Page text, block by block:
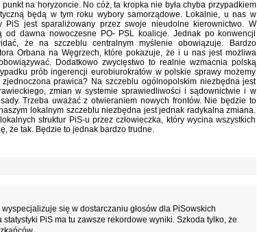
na horyzoncie. No cóż, ta kropka nie była chyba przypadkiem
będą w tym roku wybory samorządowe. Lokalnie, u nas w
PiS jest sparaliżowany przez swoje nieudolne kierownictwo. W
od dawna nowoczesne PO- PSL koalicje. Jednak po konwencji
że na szczeblu centralnym myślenie obowiązuje. Bardzo
Orbana na Węgrzech, które pokazuje, że i u nas jest możliwa
Dodatkowo zwycięstwo to realnie wzmacnia polską
prób ingerencji eurobiurokratów w polskie sprawy możemy
prawica? Na szczeblu ogólnopolskim niezbędna jest
zmian w systemie sprawiedliwości i sądownictwie i w
Trzeba uważać z otwieraniem nowych frontów. Nie będzie to
lokalnym szczeblu niezbędna jest jednak radykalna zmiana.
struktur PiS-u przez człowieczka, który wycina wszystkich
że tak. Będzie to jednak bardzo trudne.
się w dostarczaniu głosów dla PiSowskich
PiS ma tu zawsze rekordowe wyniki. Szkoda tylko, że